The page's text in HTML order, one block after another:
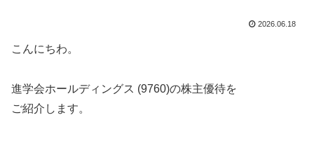
2026.06.18
こんにちわ。
進学会ホールディングス (9760)の株主優待を
ご紹介します。